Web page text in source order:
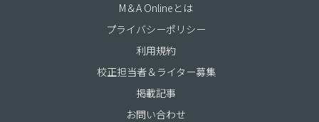
M＆A Onlineとは
プライバシーポリシー
利用規約
校正担当者＆ライター募集
掲載記事
お問い合わせ